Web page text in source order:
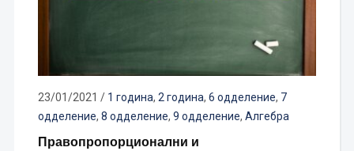
23/01/2021 / 1 година, 2 година, 6 одделение, 7
одделение, 8 одделение, 9 одделение, Алгебра
Правопропорционални и